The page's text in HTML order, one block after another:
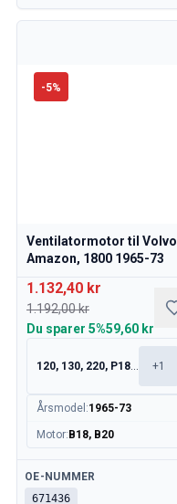
-5%
Ventilatormotor til Volvo
Amazon, 1800 1965-73
1.132,40 kr
1.192,00 kr
Du sparer 5%59,60 kr
120, 130, 220, P1800 +1
Årsmodel :1965-73
Motor: B18, B20
Tilgængelig
OE-NUMMER
671436